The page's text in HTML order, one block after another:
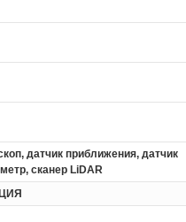
датчик приближения, датчик
сканер LiDAR